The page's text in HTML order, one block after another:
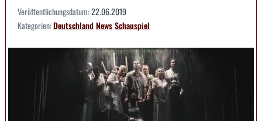
Veröffentlichungsdatum:22.06.2019
Kategorien:DeutschlandNewsSchauspiel